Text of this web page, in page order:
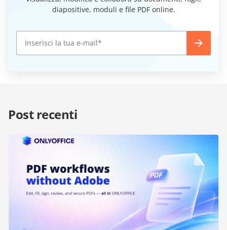
diapositive, moduli e file PDF online.
Post recenti